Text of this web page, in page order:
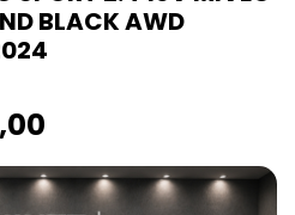
BLACK AWD